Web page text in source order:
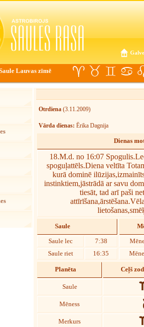
Lauvas zīmē
Otrdiena (3.11.2009)
Vārda dienas: Ērika Dagnija
Dienas
18.M.d. no 16:07
spoguļattēls.Diena veltīta
kurā dominē
instinktiem,jāstrādā ar savu
tiesāt, tad arī paši
Saule
Saule lec
7:38
Saule riet
16:35
Planēta Ceļš
Saule
Mēness
Merkurs